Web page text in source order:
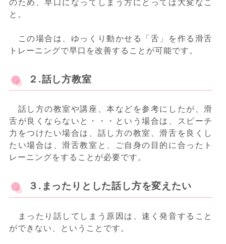
と。
この場合は、ゆっくり動かせる「舌」を作る滑舌
トレーニングで早口を改善することが可能です。
２.話し方教室
話し方の教室や講座、本などを参考にしたが、滑
舌が良くならないと・・・という場合は、スピーチ
力をつけたい場合は、話し方の教室、滑舌を良くし
たい場合は、滑舌教室と、ご自身の目的に合ったト
レーニングをすることが必要です。
３.まったりとした話し方を変えたい
まったり話してしまう原因は、速く発音すること
ができない、ということです。